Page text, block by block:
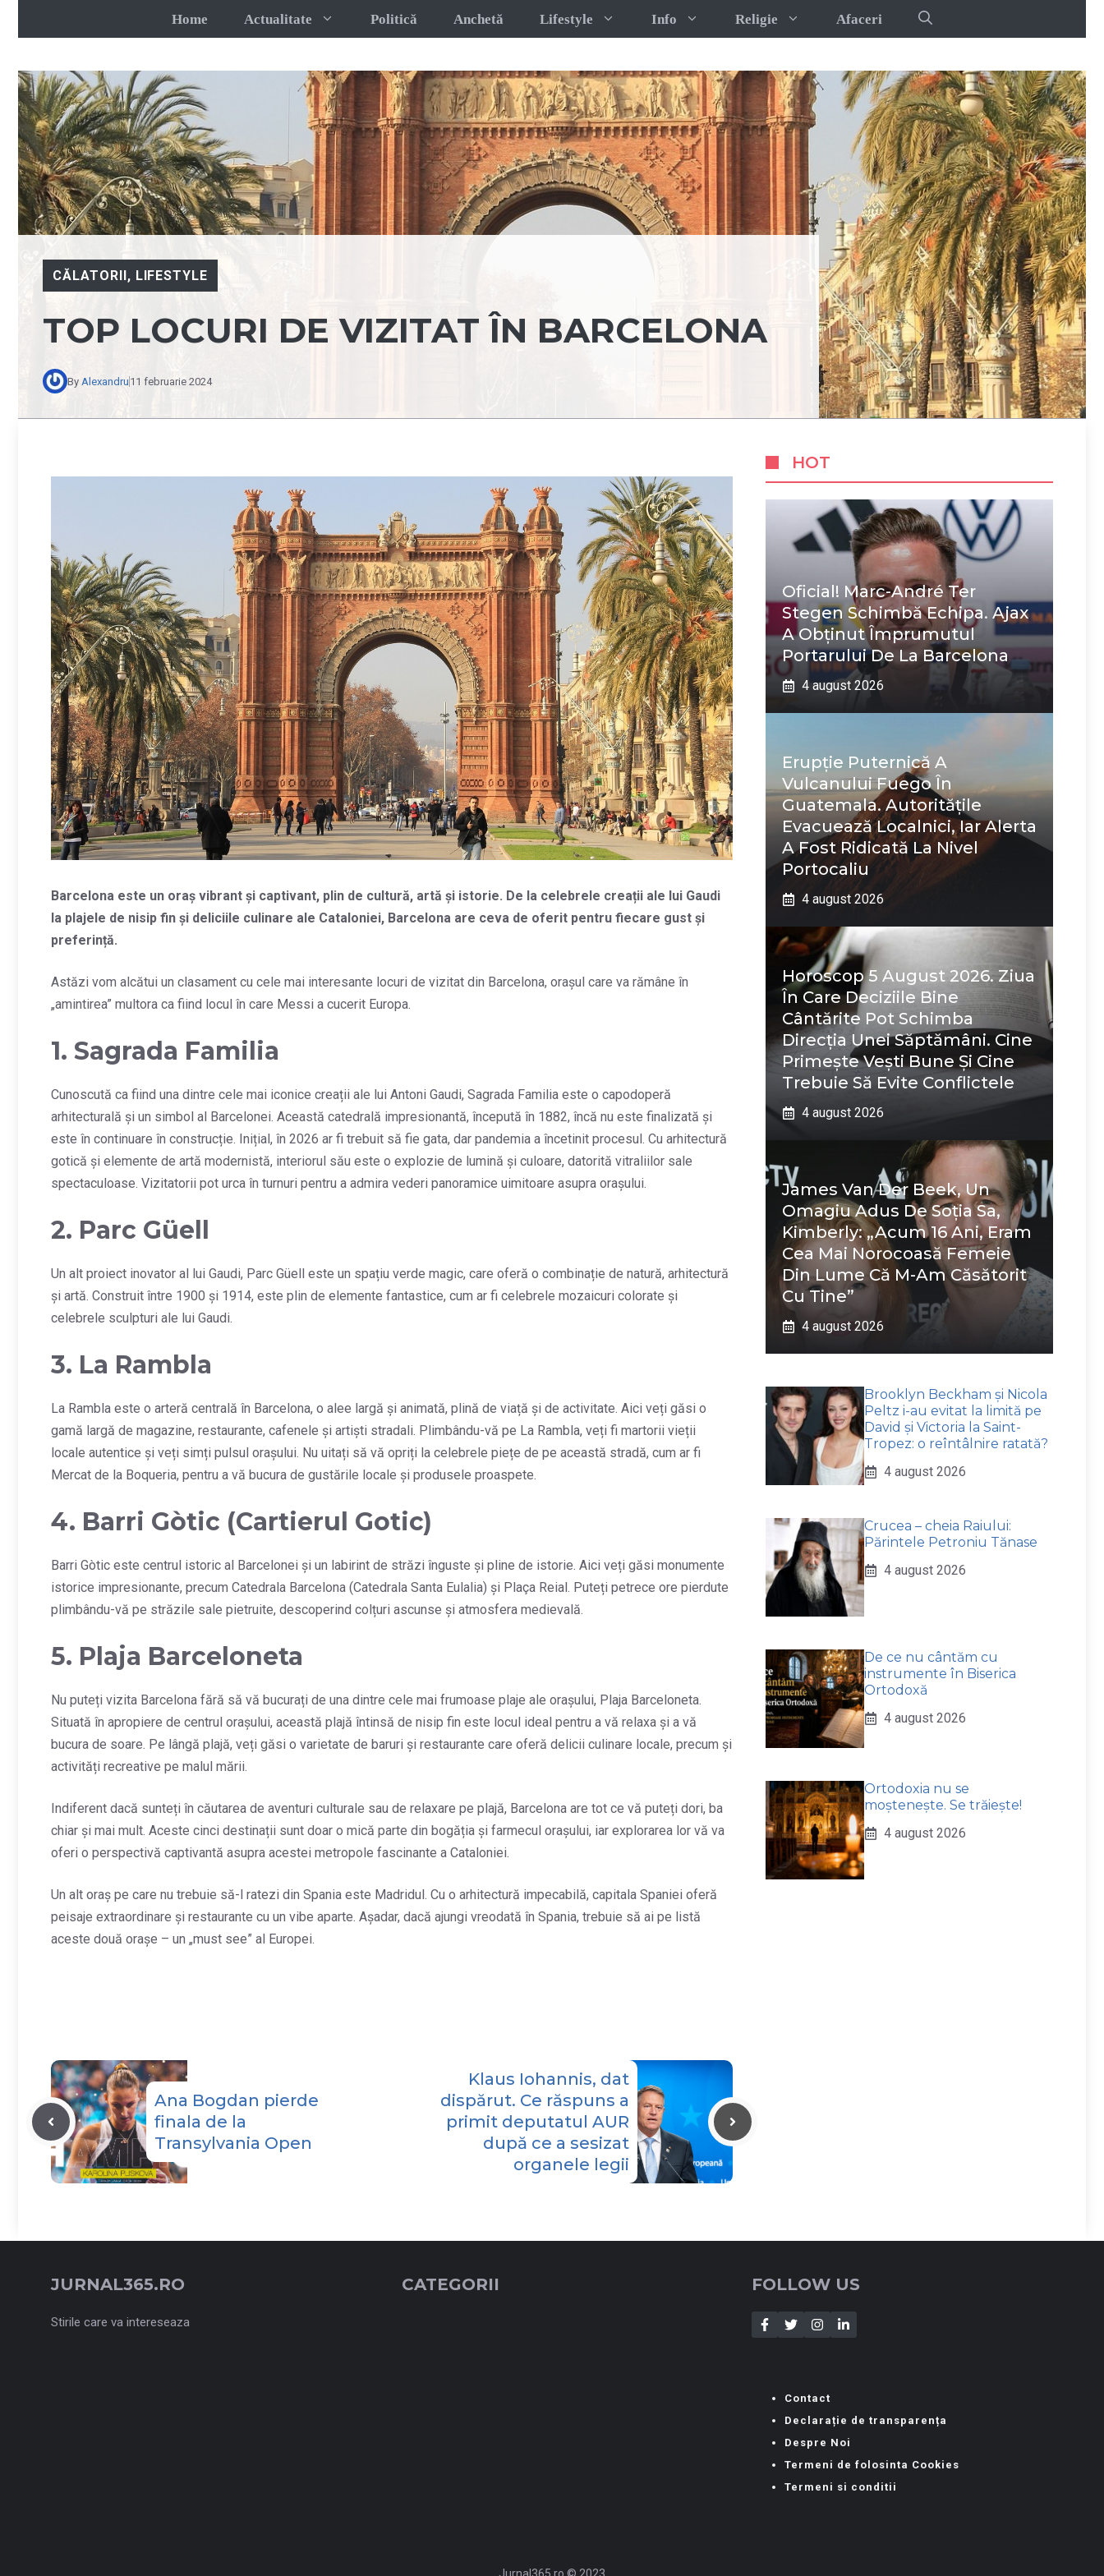
Home Actualitate Politică Anchetă Lifestyle Info Religie Afaceri
CĂLATORII, LIFESTYLE
TOP LOCURI DE VIZITAT ÎN BARCELONA
By Alexandru 11 februarie 2024
Barcelona este un oraș vibrant și captivant, plin de cultură, artă și istorie. De la celebrele creații ale lui Gaudi
la plajele de nisip fin și deliciile culinare ale Cataloniei, Barcelona are ceva de oferit pentru fiecare gust și
preferință.
Astăzi vom alcătui un clasament cu cele mai interesante locuri de vizitat din Barcelona, orașul care va rămâne în
„amintirea” multora ca fiind locul în care Messi a cucerit Europa.
1. Sagrada Familia
Cunoscută ca fiind una dintre cele mai iconice creații ale lui Antoni Gaudi, Sagrada Familia este o capodoperă
arhitecturală și un simbol al Barcelonei. Această catedrală impresionantă, începută în 1882, încă nu este finalizată și
este în continuare în construcție. Inițial, în 2026 ar fi trebuit să fie gata, dar pandemia a încetinit procesul. Cu arhitectură
gotică și elemente de artă modernistă, interiorul său este o explozie de lumină și culoare, datorită vitraliilor sale
spectaculoase. Vizitatorii pot urca în turnuri pentru a admira vederi panoramice uimitoare asupra orașului.
2. Parc Güell
Un alt proiect inovator al lui Gaudi, Parc Güell este un spațiu verde magic, care oferă o combinație de natură, arhitectură
și artă. Construit între 1900 și 1914, este plin de elemente fantastice, cum ar fi celebrele mozaicuri colorate și
celebrele sculpturi ale lui Gaudi.
3. La Rambla
La Rambla este o arteră centrală în Barcelona, o alee largă și animată, plină de viață și de activitate. Aici veți găsi o
gamă largă de magazine, restaurante, cafenele și artiști stradali. Plimbându-vă pe La Rambla, veți fi martorii vieții
locale autentice și veți simți pulsul orașului. Nu uitați să vă opriți la celebrele piețe de pe această stradă, cum ar fi
Mercat de la Boqueria, pentru a vă bucura de gustările locale și produsele proaspete.
4. Barri Gòtic (Cartierul Gotic)
Barri Gòtic este centrul istoric al Barcelonei și un labirint de străzi înguste și pline de istorie. Aici veți găsi monumente
istorice impresionante, precum Catedrala Barcelona (Catedrala Santa Eulalia) și Plaça Reial. Puteți petrece ore pierdute
plimbându-vă pe străzile sale pietruite, descoperind colțuri ascunse și atmosfera medievală.
5. Plaja Barceloneta
Nu puteți vizita Barcelona fără să vă bucurați de una dintre cele mai frumoase plaje ale orașului, Plaja Barceloneta.
Situată în apropiere de centrul orașului, această plajă întinsă de nisip fin este locul ideal pentru a vă relaxa și a vă
bucura de soare. Pe lângă plajă, veți găsi o varietate de baruri și restaurante care oferă delicii culinare locale, precum și
activități recreative pe malul mării.
Indiferent dacă sunteți în căutarea de aventuri culturale sau de relaxare pe plajă, Barcelona are tot ce vă puteți dori, ba
chiar și mai mult. Aceste cinci destinații sunt doar o mică parte din bogăția și farmecul orașului, iar explorarea lor vă va
oferi o perspectivă captivantă asupra acestei metropole fascinante a Cataloniei.
Un alt oraș pe care nu trebuie să-l ratezi din Spania este Madridul. Cu o arhitectură impecabilă, capitala Spaniei oferă
peisaje extraordinare și restaurante cu un vibe aparte. Așadar, dacă ajungi vreodată în Spania, trebuie să ai pe listă
aceste două orașe – un „must see” al Europei.
Ana Bogdan pierde
finala de la
Transylvania Open
Klaus Iohannis, dat
dispărut. Ce răspuns a
primit deputatul AUR
după ce a sesizat
organele legii
HOT
Oficial! Marc-André Ter
Stegen Schimbă Echipa. Ajax
A Obținut Împrumutul
Portarului De La Barcelona
4 august 2026
Erupție Puternică A
Vulcanului Fuego În
Guatemala. Autoritățile
Evacuează Localnici, Iar Alerta
A Fost Ridicată La Nivel
Portocaliu
4 august 2026
Horoscop 5 August 2026. Ziua
În Care Deciziile Bine
Cântărite Pot Schimba
Direcția Unei Săptămâni. Cine
Primește Vești Bune Și Cine
Trebuie Să Evite Conflictele
4 august 2026
James Van Der Beek, Un
Omagiu Adus De Soția Sa,
Kimberly: „Acum 16 Ani, Eram
Cea Mai Norocoasă Femeie
Din Lume Că M-Am Căsătorit
Cu Tine”
4 august 2026
Brooklyn Beckham și Nicola
Peltz i-au evitat la limită pe
David și Victoria la Saint-
Tropez: o reîntâlnire ratată?
4 august 2026
Crucea – cheia Raiului:
Părintele Petroniu Tănase
4 august 2026
De ce nu cântăm cu
instrumente în Biserica
Ortodoxă
4 august 2026
Ortodoxia nu se
moștenește. Se trăiește!
4 august 2026
JURNAL365.RO
Stirile care va intereseaza
CATEGORII FOLLOW US
Contact
Declarație de transparența
Despre Noi
Termeni de folosinta Cookies
Termeni si conditii